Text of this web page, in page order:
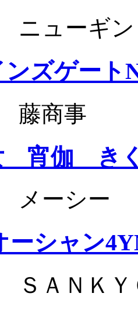
ニューギ
ズゲート
藤商事
宵伽 き
メーシー
ーシャン
ＳＡＮＫ